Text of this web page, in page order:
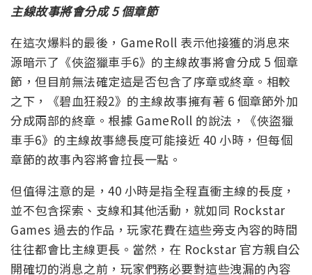
主線故事將會分成 5 個章節
在這次爆料的最後，GameRoll 表示他接獲的消息來
源暗示了《俠盜獵車手6》的主線故事將會分成 5 個章
節，但目前無法確定這是否包含了序章或終章。相較
之下，《碧血狂殺2》的主線故事擁有著 6 個章節外加
分成兩部的終章。根據 GameRoll 的說法，《俠盜獵
車手6》的主線故事總長度可能接近 40 小時，但每個
章節的故事內容將會拉長一點。
但值得注意的是，40 小時是指全程直衝主線的長度，
並不包含探索、支線和其他活動，就如同 Rockstar
Games 過去的作品，玩家花費在這些旁支內容的時間
往往都會比主線更長。當然，在 Rockstar 官方親自公
開確切的消息之前，玩家們務必要對這些洩漏的內容